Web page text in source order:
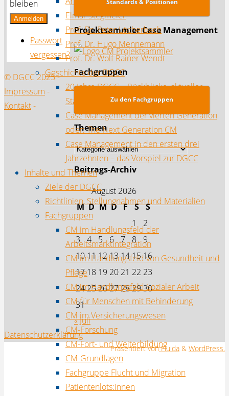
Elmar Stegmeier
Prof. Dr. Peter Löcherbach
Prof. Dr. Hugo Mennemann
Prof. Dr. Wolf Rainer Wendt
Geschichte der DGCC
20 Jahre DGCC – Rückblicke, aktueller
Stand und Herausforderungen
Case Management der vierten Generation
oder: The Next Generation CM
Case Management in den ersten drei
Jahrzehnten – das Vorspiel zur DGCC
Inhalte und Themen
Ziele der DGCC
Richtlinien, Stellungnahmen und Materialien
Fachgruppen
CM im Handlungsfeld der
Arbeitsmarktintegration
CM im Handlungsfeld von Gesundheit und
Pflege
CM im Handlungsfeld Sozialer Arbeit
CM für Menschen mit Behinderung
CM im Versicherungswesen
CM-Forschung
CM-Fort- und Weiterbildung
CM-Grundlagen
Fachgruppe Flucht und Migration
Patientenlots:innen
bleiben
Anmelden
Passwort
vergessen?
Projektsammler Case Management
Fachgruppen
Zu den Fachgruppen
Themen
Themen
Beitrags-Archiv
August 2026
M D M D F S S
1
2
3
4 5 6 7 8
9
101112131415 16
17 18 19 20 21 22 23
24252627282930
31
« Juli
© DGCC 2025 -
Impressum -
Kontakt-
Datenschutzerklärung
Präsentiert vonFluida & WordPress.